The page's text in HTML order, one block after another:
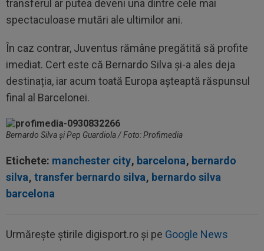
transferul ar putea deveni una dintre cele mai
spectaculoase mutări ale ultimilor ani.
În caz contrar, Juventus rămâne pregătită să profite
imediat. Cert este că Bernardo Silva și-a ales deja
destinația, iar acum toată Europa așteaptă răspunsul
final al Barcelonei.
Bernardo Silva și Pep Guardiola / Foto: Profimedia
Etichete: manchester city, barcelona, bernardo
silva, transfer bernardo silva, bernardo silva
barcelona
Urmărește știrile digisport.ro și pe Google News